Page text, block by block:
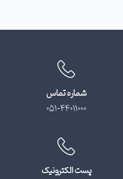
شماره تماس
051-44011000
پست الکترونیک